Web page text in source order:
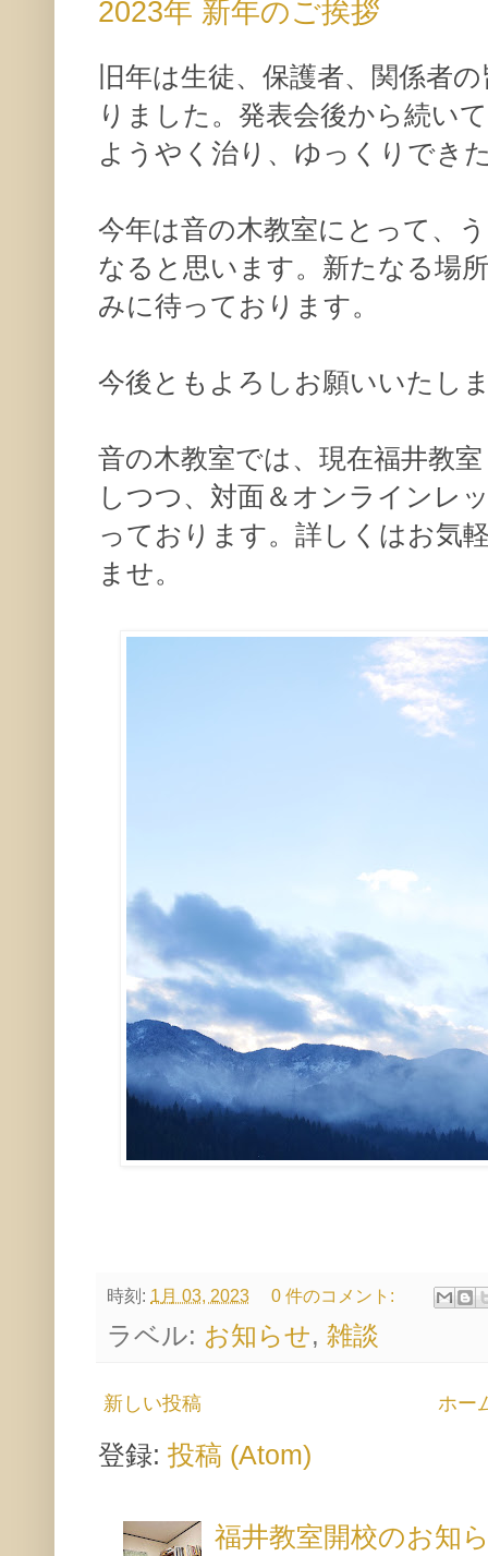
2023年 新年のご挨拶
旧年は生徒、保護者、関係者
りました。発表会後から続い
ようやく治り、ゆっくりでき
今年は音の木教室にとって、
なると思います。新たなる場
みに待っております。
今後ともよろしお願いいたし
音の木教室では、現在福井教
しつつ、対面＆オンラインレ
っております。詳しくはお気
ませ。
時刻: 1月 03, 2023 0 件のコメント:
ラベル: お知らせ, 雑談
新しい投稿 ホー
登録: 投稿 (Atom)
福井教室開校のお知